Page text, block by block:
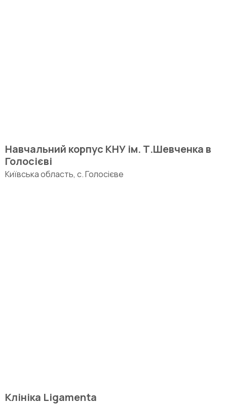
Навчальний корпус КНУ ім. Т.Шевченка в
Голосієві
Київська область, с. Голосієве
Клініка Ligamenta